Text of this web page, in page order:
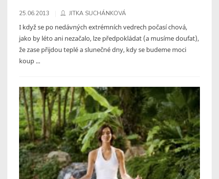
25.06.2013 JITKA SUCHÁNKOVÁ
I když se po nedávných extrémních vedrech počasí chová,
jako by léto ani nezačalo, lze předpokládat (a musíme doufat),
že zase přijdou teplé a slunečné dny, kdy se budeme moci
koup ...